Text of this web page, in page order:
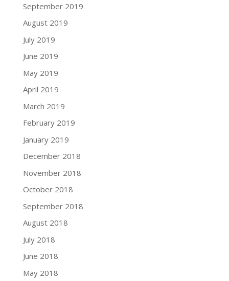
September 2019
August 2019
July 2019
June 2019
May 2019
April 2019
March 2019
February 2019
January 2019
December 2018
November 2018
October 2018
September 2018
August 2018
July 2018
June 2018
May 2018